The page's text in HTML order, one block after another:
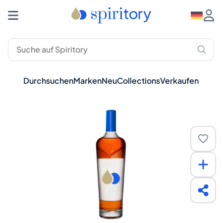
DurchsuchenMarkenNeuCollectionsVerkaufen